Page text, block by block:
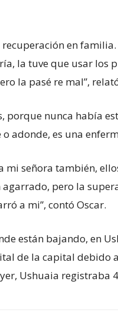
en
la tuve que usar los
la pasé re mal”,
nunca había
adonde, es una
mi señora también,
pero la
a mi”, contó Oscar.
están bajando, en
de la capital debido
Ushuaia registraba